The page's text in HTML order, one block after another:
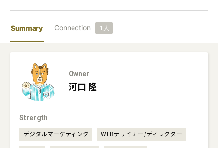
Summary Connection 1 人
Owner
河口 隆
Strength
デジタルマーケティング WEBデザイナー/ディレクター